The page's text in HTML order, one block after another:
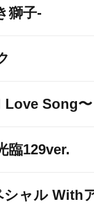
獅子-
Love Song〜
臨129ver.
シャル With